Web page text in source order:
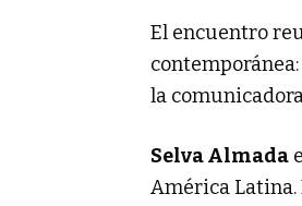
El encuentro
contemporánea:
la
Selva Almada
América Latina.